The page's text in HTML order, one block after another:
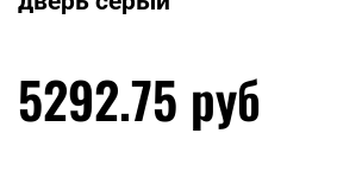
5292.75 руб